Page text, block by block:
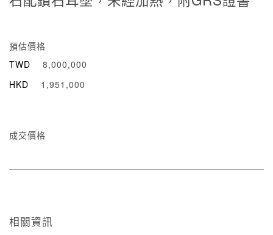
預估價格
TWD
8,000,000
HKD
1,951,000
成交價格
相關資訊